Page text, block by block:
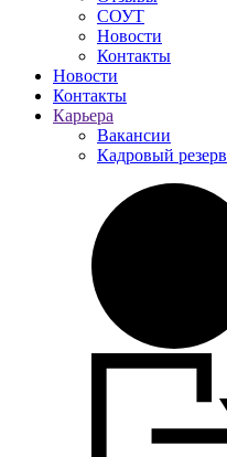
СОУТ
Новости
Контакты
Новости
Контакты
Карьера
Вакансии
Кадровый резерв